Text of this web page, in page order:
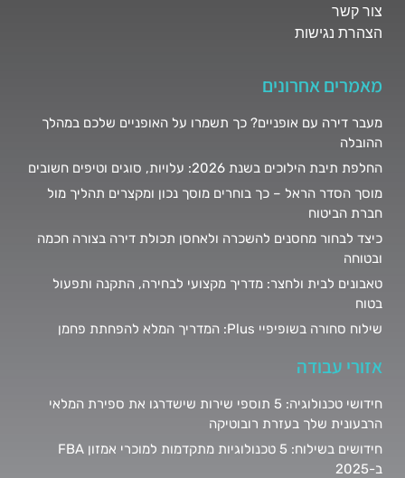
צור קשר
הצהרת נגישות
מאמרים אחרונים
מעבר דירה עם אופניים? כך תשמרו על האופניים שלכם במהלך
ההובלה
החלפת תיבת הילוכים בשנת 2026: עלויות, סוגים וטיפים חשובים
מוסך הסדר הראל – כך בוחרים מוסך נכון ומקצרים תהליך מול
חברת הביטוח
כיצד לבחור מחסנים להשכרה ולאחסן תכולת דירה בצורה חכמה
ובטוחה
טאבונים לבית ולחצר: מדריך מקצועי לבחירה, התקנה ותפעול
בטוח
שילוח סחורה בשופיפיי Plus: המדריך המלא להפחתת פחמן
אזורי עבודה
חידושי טכנולוגיה: 5 תוספי שירות שישדרגו את ספירת המלאי
הרבעונית שלך בעזרת רובוטיקה
חידושים בשילוח: 5 טכנולוגיות מתקדמות למוכרי אמזון FBA
ב-2025